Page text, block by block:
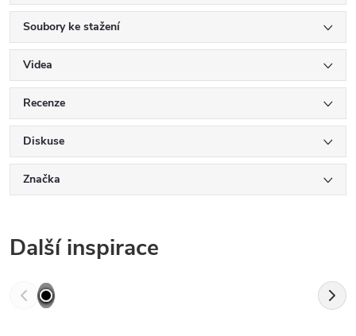
Soubory ke stažení
Videa
Recenze
Diskuse
Značka
Další inspirace